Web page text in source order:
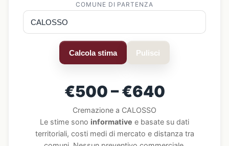
COMUNE DI PARTENZA
Calcola stima Pulisci
€500 – €640
Cremazione a CALOSSO
Le stime sono informative e basate su dati
territoriali, costi medi di mercato e distanza tra